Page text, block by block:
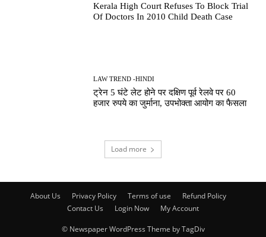
Kerala High Court Refuses To Block Trial
Of Doctors In 2010 Child Death Case
LAW TREND -HINDI
ट्रेन 5 घंटे लेट होने पर दक्षिण पूर्व रेलवे पर 60
हजार रुपये का जुर्माना, उपभोक्ता आयोग का फैसला
Load more
About Us Privacy Policy Terms of use
Refund Policy
Contact Us
Login Now My Account
© Newspaper WordPress Theme by TagDiv